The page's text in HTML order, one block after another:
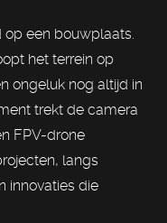
een bouwplaats.
het terrein op
ongeluk nog altijd in
trekt de camera
FPV-drone
langs
innovaties die